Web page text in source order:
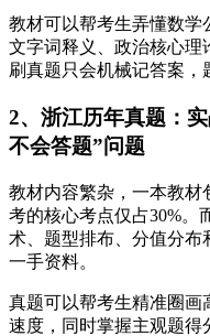
教材可以帮考生弄懂数学
文字词释义、政治核心理
刷真题只会机械记答案，
2、浙江历年真题：
不会答题”问题
教材内容繁杂，一本教材
考的核心考点仅占30%。
术、题型排布、分值分布
一手资料。
真题可以帮考生精准圈画
速度，同时掌握主观题得